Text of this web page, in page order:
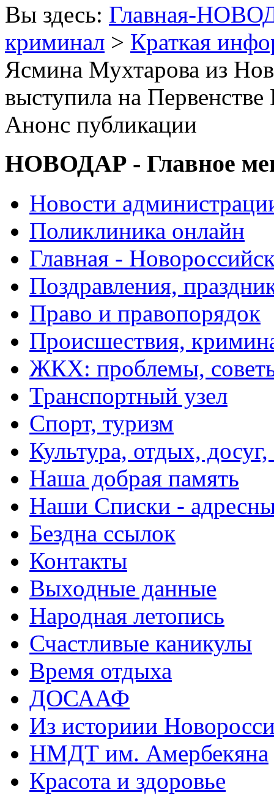
Вы здесь: Главная-
криминал > Краткая
Ясмина Мухтарова из
выступила на
Анонс публикации
НОВОДАР - Главное
Новости
Поликлиника онлайн
Главная -
Поздравления,
Право и правопорядок
Происшествия,
ЖКХ: проблемы,
Транспортный узел
Спорт, туризм
Культура, отдых,
Наша добрая память
Наши Списки -
Бездна ссылок
Контакты
Выходные данные
Народная летопись
Счастливые каникулы
Время отдыха
ДОСААФ
Из историии
НМДТ им. Амербекяна
Красота и здоровье